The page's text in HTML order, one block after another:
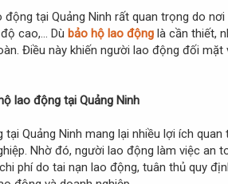
tại Quảng Ninh rất quan trọng do
cao,... Dù bảo hộ lao động là cần thiết,
Điều này khiến người lao động đối
lao động tại Quảng Ninh
Quảng Ninh mang lại nhiều lợi ích
Nhờ đó, người lao động làm việc
phí do tai nạn lao động, tuân thủ quy